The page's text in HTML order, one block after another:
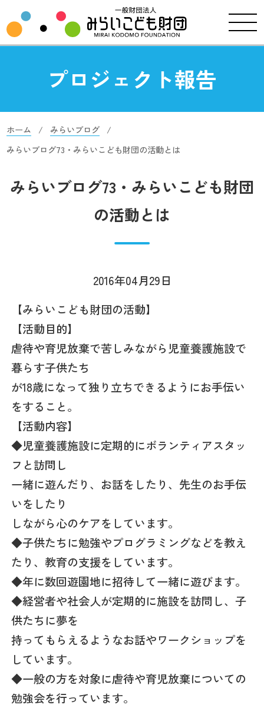
プロジェクト報告
ホーム
みらいブログ
みらいブログ73・みらいこども財団の活動とは
みらいブログ73・みらいこども財団
の活動とは
2016年04月29日
【みらいこども財団の活動】
【活動目的】
虐待や育児放棄で苦しみながら児童養護施設で
暮らす子供たち
が18歳になって独り立ちできるようにお手伝い
をすること。
【活動内容】
◆児童養護施設に定期的にボランティアスタッ
フと訪問し
一緒に遊んだり、お話をしたり、先生のお手伝
いをしたり
しながら心のケアをしています。
◆子供たちに勉強やプログラミングなどを教え
たり、教育の支援をしています。
◆年に数回遊園地に招待して一緒に遊びます。
◆経営者や社会人が定期的に施設を訪問し、子
供たちに夢を
持ってもらえるようなお話やワークショップを
しています。
◆一般の方を対象に虐待や育児放棄についての
勉強会を行っています。